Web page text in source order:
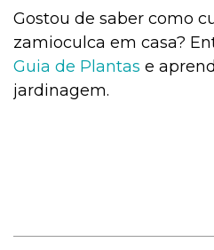
Gostou de saber como
zamioculca em casa?
Guia de Plantas e
jardinagem.